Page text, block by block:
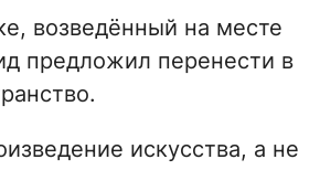
возведённый на месте
предложил перенести в
искусства, а не